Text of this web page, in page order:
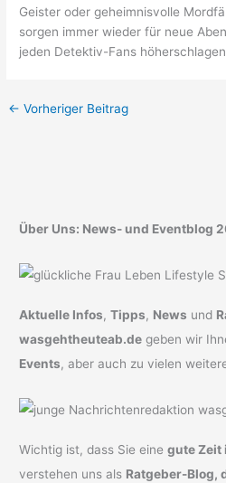
Geister oder geheimnisvolle
sorgen immer wieder für neue
jeden Detektiv-Fans
← Vorheriger Beitrag
Über Uns: News- und Eventblog
Aktuelle Infos,Tipps, News und
wasgehtheuteab.de geben wir
Events, aber auch zu vielen
Wichtig ist, dass Sie einegute Zeit
verstehen uns als Ratgeber-Blog,